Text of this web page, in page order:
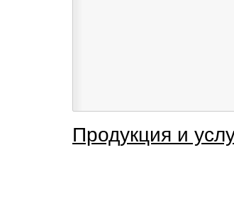
Продукция и